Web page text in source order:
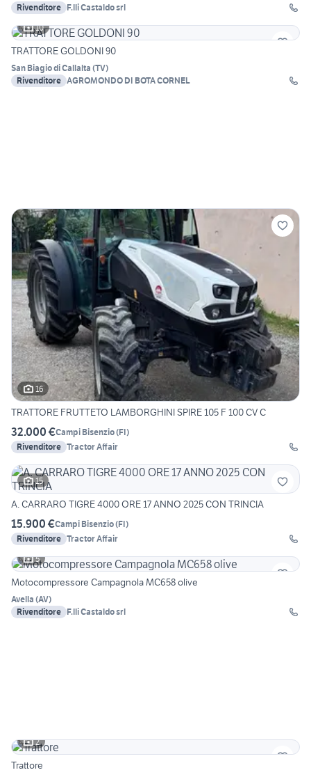
Rivenditore F.lli Castaldo srl
10
TRATTORE GOLDONI 90
San Biagio di Callalta (TV)
Rivenditore AGROMONDO DI BOTA CORNEL
16
TRATTORE FRUTTETO LAMBORGHINI SPIRE 105 F 100 CV C
32.000 €Campi Bisenzio(FI)
Rivenditore Tractor Affair
15
A. CARRARO TIGRE 4000 ORE 17 ANNO 2025 CON TRINCIA
15.900 €Campi Bisenzio(FI)
Rivenditore Tractor Affair
5
Motocompressore Campagnola MC658 olive
Avella (AV)
Rivenditore F.lli Castaldo srl
2
Trattore